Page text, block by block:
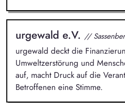
urgewald e.V. //
urgewald deckt die
Umweltzerstörung und
auf, macht Druck auf die
Betroffenen eine Stimme.